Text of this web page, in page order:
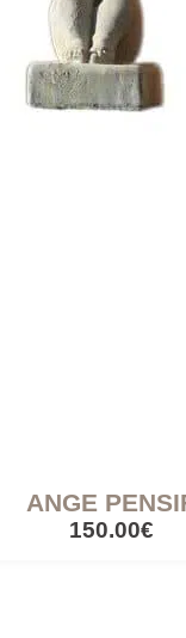
ANGE
150.00€